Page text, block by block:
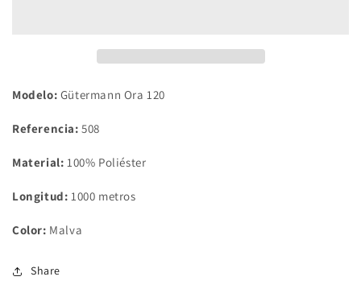
Modelo: Gütermann Ora 120
Referencia: 508
Material: 100% Poliéster
Longitud: 1000 metros
Color: Malva
Share